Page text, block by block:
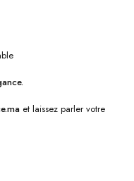
et laissez parler votre